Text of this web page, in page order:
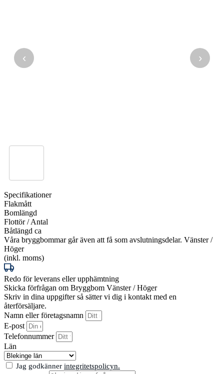
‹ ›
Specifikationer
Flakmått
Bomlängd
Flottör / Antal
Båtlängd ca
Våra bryggbommar går även att få som avslutningsdelar. Vänster /
Höger
(inkl. moms)
Redo för leverans eller upphämtning
Skicka förfrågan om Bryggbom Vänster / Höger
Skriv in dina uppgifter så sätter vi dig i kontakt med en
återförsäljare.
Namn eller företagsnamn
E-post
Telefonnummer
Län
Jag godkänner integritetspolicyn.